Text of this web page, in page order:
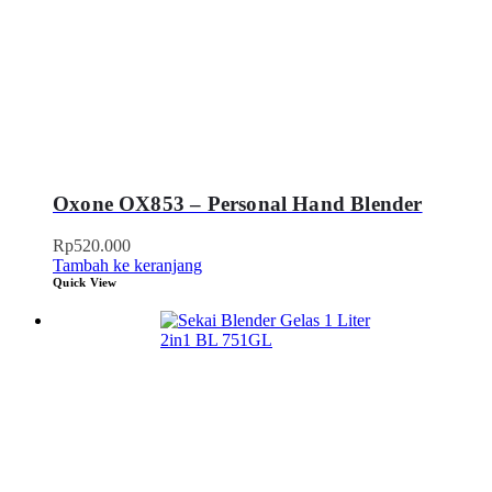
Oxone OX853 – Personal Hand Blender
Rp520.000
Tambah ke keranjang
Quick View